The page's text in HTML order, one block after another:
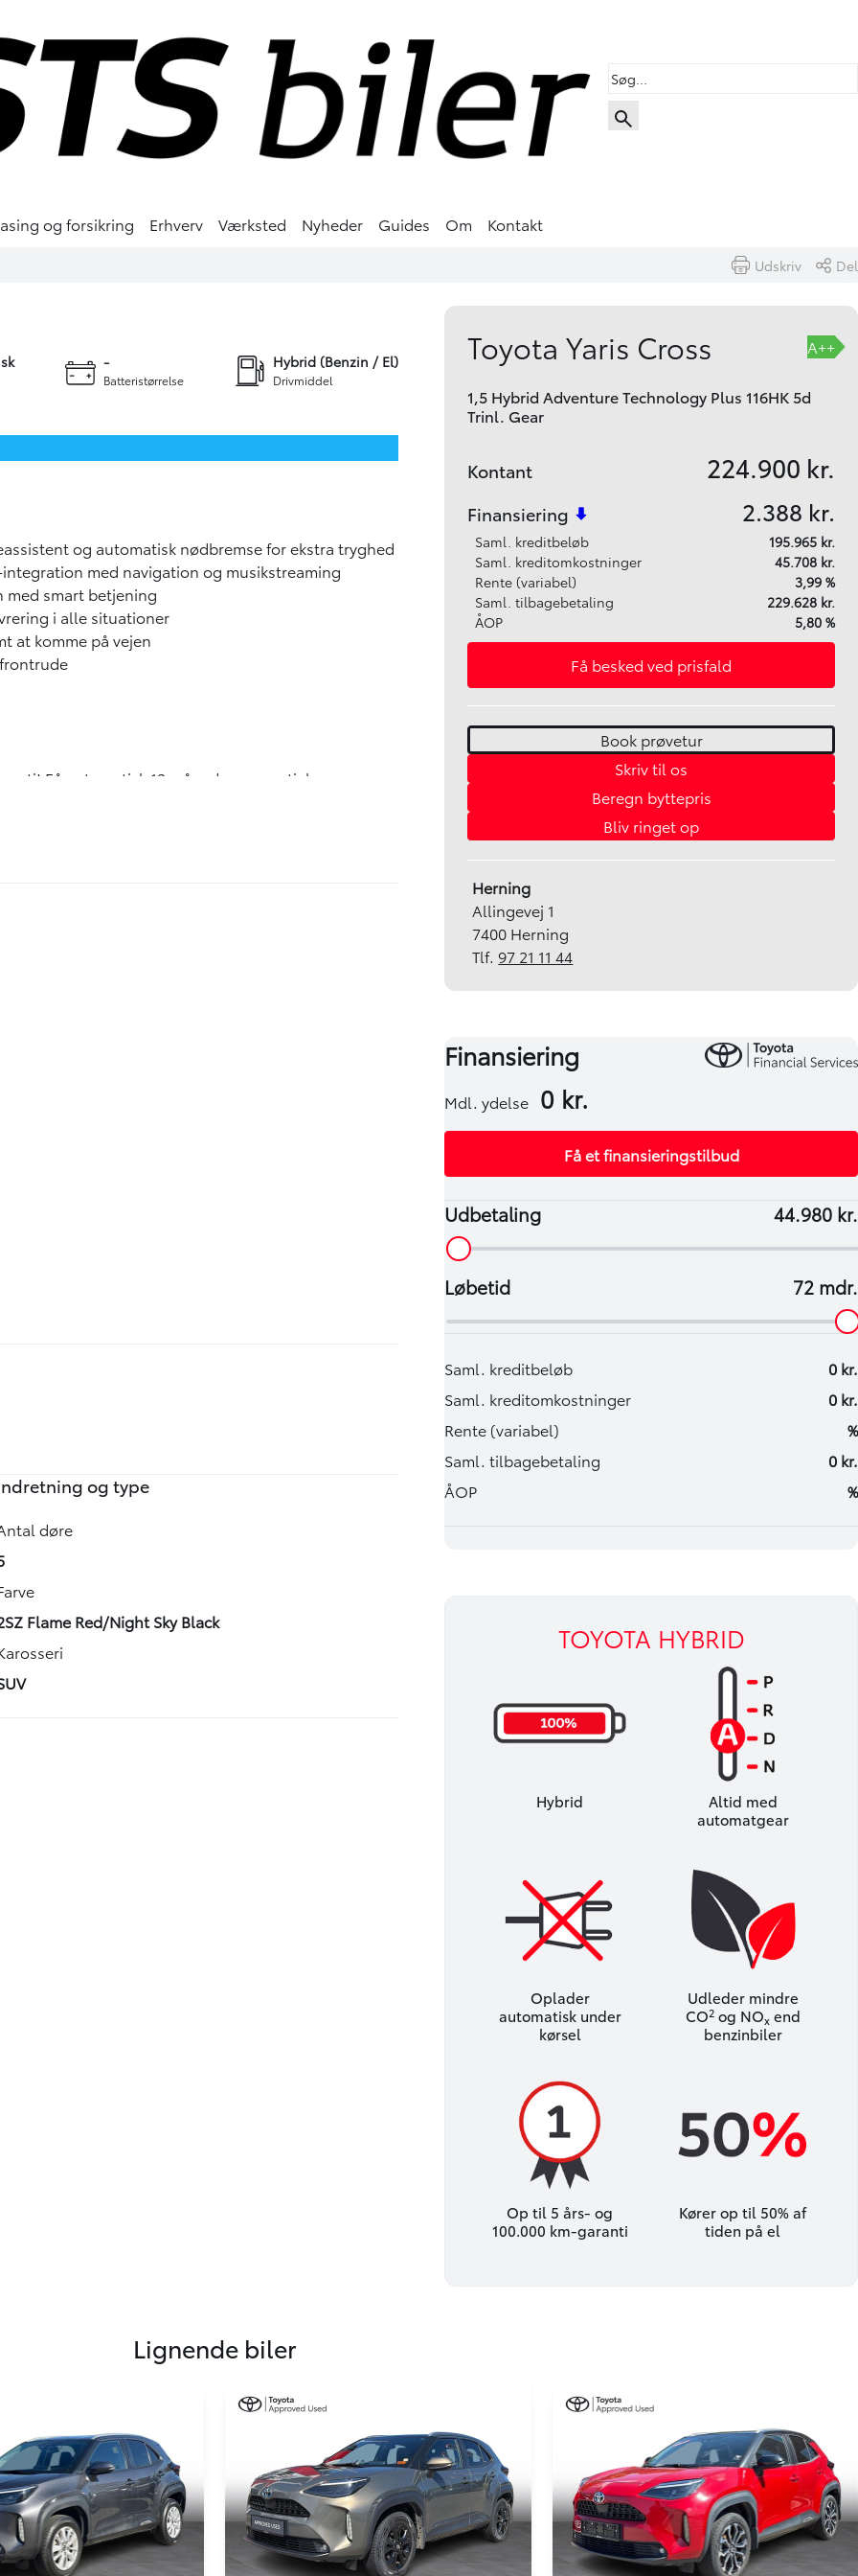
og forsikring Erhverv Værksted Nyheder Guides Om Kontakt
Book prøvetur Skriv til os
Udskriv Del
Batteristørrelse
-
Drivmiddel
Hybrid (Benzin / El)
og automatisk nødbremse for ekstra tryghed
med navigation og musikstreaming
med smart betjening
i alle situationer
at komme på vejen
Få automatisk 12 måneders garanti, hver gang
længere er omfattet af fabriksgarantien og endnu
km.
og type
døre
Flame Red/Night Sky Black
Toyota Yaris Cross
1,5 Hybrid Adventure Technology Plus 116HK 5d
Trinl. Gear
A++
Kontant 224.900 kr.
Finansiering 2.388 kr.
Saml. kreditbeløb
195.965 kr.
Saml. kreditomkostninger
45.708 kr.
Rente (variabel)
3,99 %
Saml. tilbagebetaling
229.628 kr.
ÅOP
5,80 %
Få besked ved prisfald
Book prøvetur
Skriv til os
Beregn byttepris
Bliv ringet op
Herning
Allingevej 1
7400 Herning
Tlf.97 21 11 44
TOYOTA HYBRID
Hybrid
Altid med
automatgear
Oplader
automatisk under
kørsel
Udleder mindre
CO2og NOxend
benzinbiler
Op til 5 års- og
100.000 km-garanti
Kører op til 50% af
tiden på el
Lignende biler